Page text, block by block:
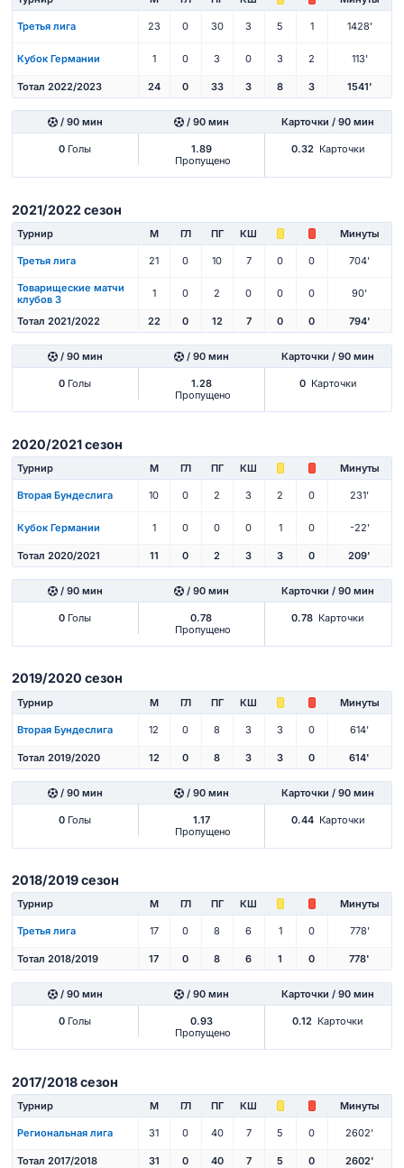
Третья лига 23 0 30 3 5 1 1428'
Кубок Германии 1 0 3 0 3 2 113'
Тотал 2022/2023 24 0 33 3 8 3 1541'
/ 90 мин / 90 мин Карточки / 90 мин
0 Голы
1.89
Пропущено
0.32 Карточки
2021/2022 сезон
Турнир М ГЛ ПГ КШ Минуты
Третья лига 21 0 10 7 0 0 704'
Товарищеские матчи
клубов 3
1 0 2 0 0 0 90'
Тотал 2021/2022 22 0 12 7 0 0 794'
/ 90 мин / 90 мин Карточки / 90 мин
0 Голы
1.28
Пропущено
0 Карточки
2020/2021 сезон
Турнир М ГЛ ПГ КШ Минуты
Вторая Бундеслига 10 0 2 3 2 0 231'
Кубок Германии 1 0 0 0 1 0 -22'
Тотал 2020/2021 11 0 2 3 3 0 209'
/ 90 мин / 90 мин Карточки / 90 мин
0 Голы
0.78
Пропущено
0.78 Карточки
2019/2020 сезон
Турнир М ГЛ ПГ КШ Минуты
Вторая Бундеслига 12 0 8 3 3 0 614'
Тотал 2019/2020 12 0 8 3 3 0 614'
/ 90 мин / 90 мин Карточки / 90 мин
0 Голы
1.17
Пропущено
0.44 Карточки
2018/2019 сезон
Турнир М ГЛ ПГ КШ Минуты
Третья лига 17 0 8 6 1 0 778'
Тотал 2018/2019 17 0 8 6 1 0 778'
/ 90 мин / 90 мин Карточки / 90 мин
0 Голы
0.93
Пропущено
0.12 Карточки
2017/2018 сезон
Турнир М ГЛ ПГ КШ Минуты
Региональная лига 31 0 40 7 5 0 2602'
Тотал 2017/2018 31 0 40 7 5 0 2602'